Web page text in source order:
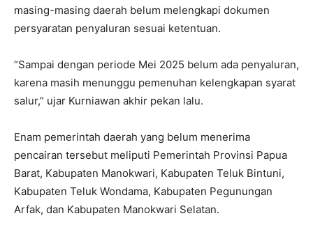
masing-masing daerah belum melengkapi dokumen
persyaratan penyaluran sesuai ketentuan.
“Sampai dengan periode Mei 2025 belum ada penyaluran,
karena masih menunggu pemenuhan kelengkapan syarat
salur,” ujar Kurniawan akhir pekan lalu.
Enam pemerintah daerah yang belum menerima
pencairan tersebut meliputi Pemerintah Provinsi Papua
Barat, Kabupaten Manokwari, Kabupaten Teluk Bintuni,
Kabupaten Teluk Wondama, Kabupaten Pegunungan
Arfak, dan Kabupaten Manokwari Selatan.